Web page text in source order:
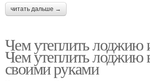
читать дальше →
Чем утеплить лоджию
Чем утеплить лоджию
своими руками